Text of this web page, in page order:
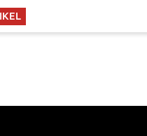
veiligheid. Wie geeft